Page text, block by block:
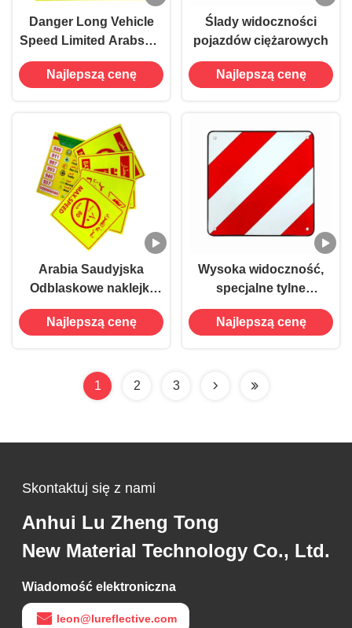
Danger Long Vehicle
Speed Limited Arabsko-
saudyjska naklejka
odblaskowa dla
Najlepszą cenę
Ślady widoczności
pojazdów ciężarowych
Najlepszą cenę
Arabia Saudyjska
Odblaskowe naklejki
Świadectwa budowlane
Pojazd zachować
ograniczeniu prędkości
Najlepszą cenę
Wysoka widoczność,
specjalne tylne
oznakowanie,
odblaskowa tylna
Najlepszą cenę
1 2 3
Skontaktuj się z nami
Anhui Lu Zheng Tong
New Material Technology Co., Ltd.
Wiadomość elektroniczna
leon@lureflective.com